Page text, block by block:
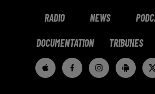
RADIO NEWS
DOCUMENTATION TRIBUNES